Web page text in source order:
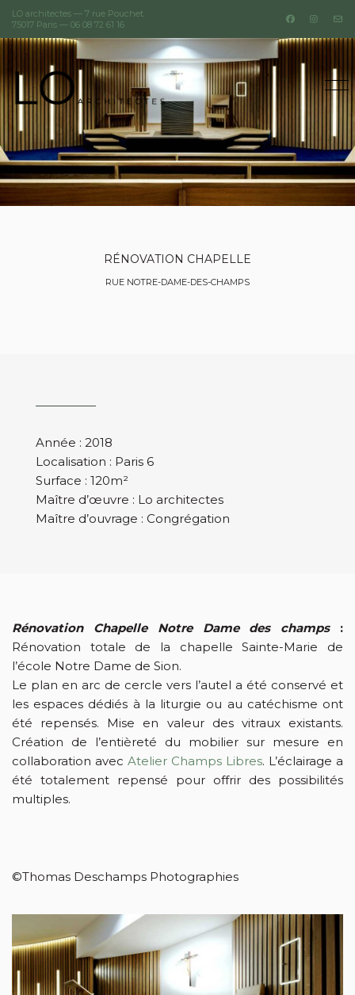
LO architectes — 7 rue Pouchet
75017 Paris — 06 08 72 61 16
RÉNOVATION CHAPELLE
RUE NOTRE-DAME-DES-CHAMPS
Année : 2018
Localisation : Paris 6
Surface : 120m²
Maître d’œuvre : Lo architectes
Maître d’ouvrage : Congrégation
Rénovation Chapelle Notre Dame des champs:
Rénovation totale de la chapelle Sainte-Marie de
l’école Notre Dame de Sion.
Le plan en arc de cercle vers l’autel a été conservé et
les espaces dédiés à la liturgie ou au catéchisme ont
été repensés. Mise en valeur des vitraux existants.
Création de l’entièreté du mobilier sur mesure en
collaboration avec Atelier Champs Libres. L’éclairage a
été totalement repensé pour offrir des possibilités
multiples.
©Thomas Deschamps Photographies